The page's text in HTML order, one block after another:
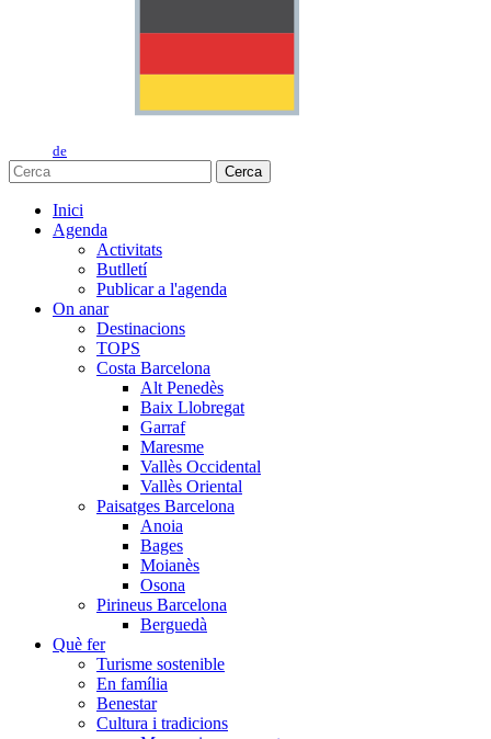
de
Cerca
Inici
Agenda
Activitats
Butlletí
Publicar a l'agenda
On anar
Destinacions
TOPS
Costa Barcelona
Alt Penedès
Baix Llobregat
Garraf
Maresme
Vallès Occidental
Vallès Oriental
Paisatges Barcelona
Anoia
Bages
Moianès
Osona
Pirineus Barcelona
Berguedà
Què fer
Turisme sostenible
En família
Benestar
Cultura i tradicions